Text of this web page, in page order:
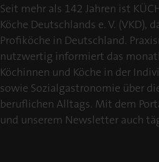
Seit mehr als 142 Jahren ist
Köche Deutschlands e. V. (VKD),
Profiköche in Deutschland.
nutzwertig informiert das
Köchinnen und Köche in der
sowie Sozialgastronomie über
beruflichen Alltags. Mit dem
und unserem Newsletter auch